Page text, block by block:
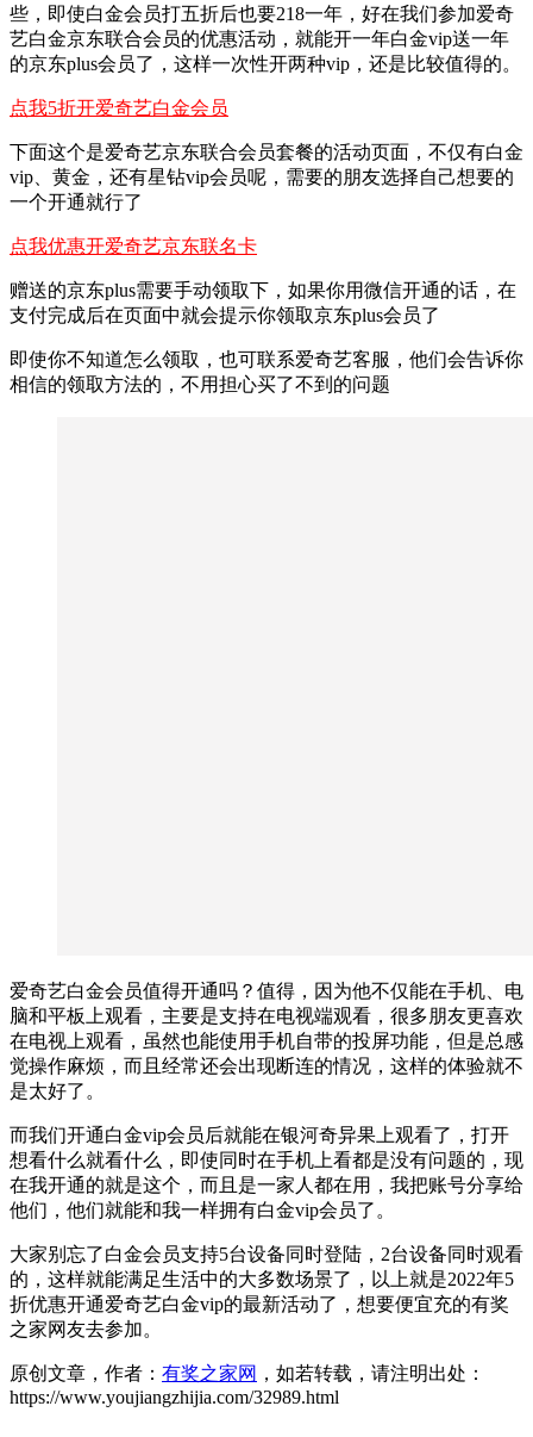
些，即使白金会员打五折后也要218一年，好在我们参加爱奇
艺白金京东联合会员的优惠活动，就能开一年白金vip送一年
的京东plus会员了，这样一次性开两种vip，还是比较值得的。
点我5折开爱奇艺白金会员
下面这个是爱奇艺京东联合会员套餐的活动页面，不仅有白金
vip、黄金，还有星钻vip会员呢，需要的朋友选择自己想要的
一个开通就行了
点我优惠开爱奇艺京东联名卡
赠送的京东plus需要手动领取下，如果你用微信开通的话，在
支付完成后在页面中就会提示你领取京东plus会员了
即使你不知道怎么领取，也可联系爱奇艺客服，他们会告诉你
相信的领取方法的，不用担心买了不到的问题
爱奇艺白金会员值得开通吗？值得，因为他不仅能在手机、电
脑和平板上观看，主要是支持在电视端观看，很多朋友更喜欢
在电视上观看，虽然也能使用手机自带的投屏功能，但是总感
觉操作麻烦，而且经常还会出现断连的情况，这样的体验就不
是太好了。
而我们开通白金vip会员后就能在银河奇异果上观看了，打开
想看什么就看什么，即使同时在手机上看都是没有问题的，现
在我开通的就是这个，而且是一家人都在用，我把账号分享给
他们，他们就能和我一样拥有白金vip会员了。
大家别忘了白金会员支持5台设备同时登陆，2台设备同时观看
的，这样就能满足生活中的大多数场景了，以上就是2022年5
折优惠开通爱奇艺白金vip的最新活动了，想要便宜充的有奖
之家网友去参加。
原创文章，作者： 有奖之家网 ，如若转载，请注明出处：
https://www.youjiangzhijia.com/32989.html